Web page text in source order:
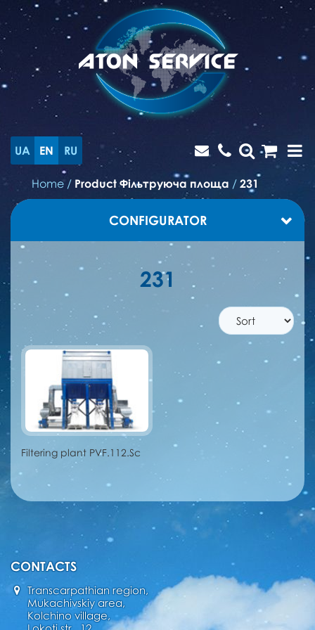
UA EN RU
Home / Product Фільтруюча площа / 231
CONFIGURATOR
231
Filtering plant PVF.112.Sc
CONTACTS
Transcarpathian region,
Mukachivskiy area,
Kolchino village,